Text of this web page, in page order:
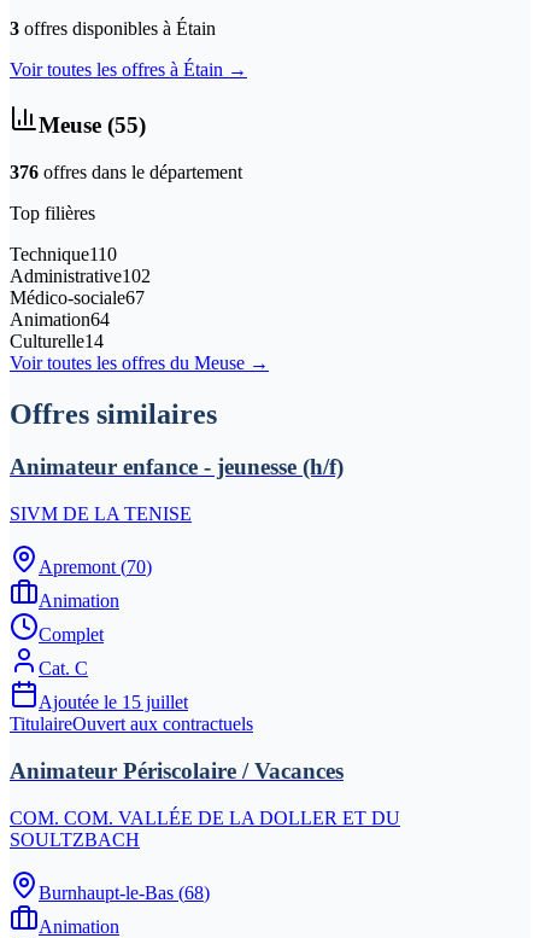
3 offres disponibles à Étain
Voir toutes les offres à Étain →
Meuse (55)
376 offres dans le département
Top filières
Technique110
Administrative102
Médico-sociale67
Animation64
Culturelle14
Voir toutes les offres du Meuse →
Offres similaires
Animateur enfance - jeunesse (h/f)
SIVM DE LA TENISE
Apremont (70)
Animation
Complet
Cat. C
Ajoutée le 15 juillet
TitulaireOuvert aux contractuels
Animateur Périscolaire / Vacances
COM. COM. VALLÉE DE LA DOLLER ET DU
SOULTZBACH
Burnhaupt-le-Bas (68)
Animation